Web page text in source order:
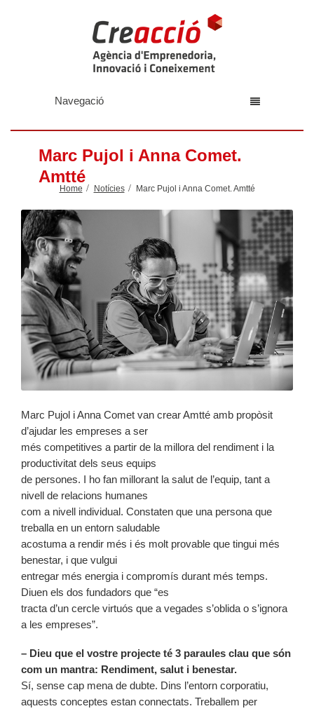
Navegació
Marc Pujol i Anna Comet.
Amtté
Home Notícies Marc Pujol i Anna Comet. Amtté
Marc Pujol i Anna Comet van crear Amtté amb propòsit
d’ajudar les empreses a ser
més competitives a partir de la millora del rendiment i la
productivitat dels seus equips
de persones. I ho fan millorant la salut de l’equip, tant a
nivell de relacions humanes
com a nivell individual. Constaten que una persona que
treballa en un entorn saludable
acostuma a rendir més i és molt provable que tingui més
benestar, i que vulgui
entregar més energia i compromís durant més temps.
Diuen els dos fundadors que “es
tracta d’un cercle virtuós que a vegades s’oblida o s’ignora
a les empreses”.
– Dieu que el vostre projecte té 3 paraules clau que són
com un mantra: Rendiment, salut i benestar.
Sí, sense cap mena de dubte. Dins l’entorn corporatiu,
aquests conceptes estan connectats. Treballem per